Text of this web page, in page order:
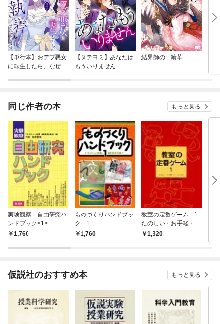
【単行本】おデブ悪女
に転生したら、なぜか
【タテヨミ】あなたは
もういりません
結界師の一輪華
バ
今
同じ作者の本 もっと見る
実験観察 自由研究ハ
ンドブック<1>
1,760
ものづくりハンドブッ
ク 1
1,760
教室の定番ゲーム 1
たのしい・お手軽・い
～フンイキ
1,320
仮説社のおすすめ本 もっと見る